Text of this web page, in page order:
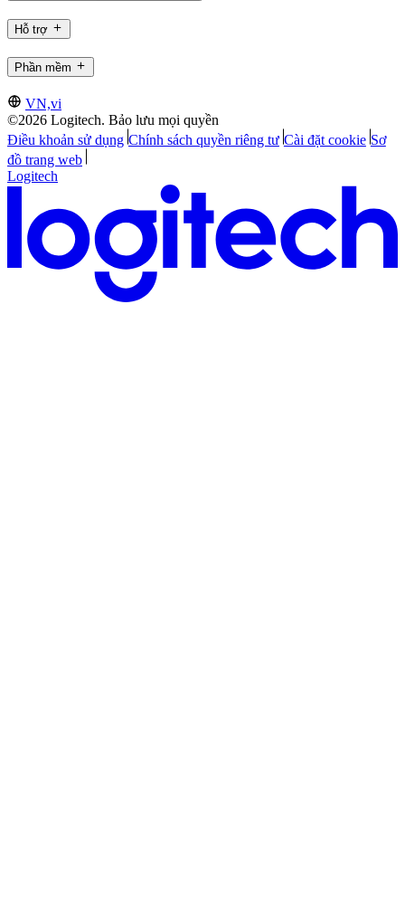
Hỗ trợ
Phần mềm
VN,vi
©2026 Logitech. Bảo lưu mọi quyền
Điều khoản sử dụng Chính sách quyền riêng tư Cài đặt cookie Sơ
đồ trang web
Logitech